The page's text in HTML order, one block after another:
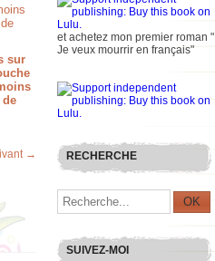
sur
de
→
et achetez mon premier roman "
Je veux mourrir en français"
RECHERCHE
SUIVEZ-MOI